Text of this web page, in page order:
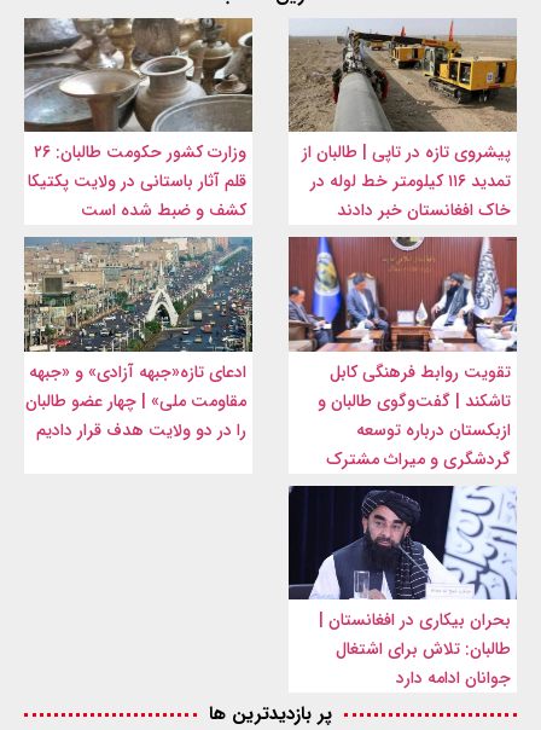
پیشروی تازه در تاپی | طالبان از
تمدید ۱۱۶ کیلومتر خط لوله در
خاک افغانستان خبر دادند
وزارت کشور حکومت طالبان: ۲۶
قلم آثار باستانی در ولایت پکتیکا
کشف و ضبط شده است
تقویت روابط فرهنگی کابل
تاشکند | گفت‌وگوی طالبان و
ازبکستان درباره توسعه
گردشگری و میراث مشترک
ادعای تازه«جبهه آزادی» و «جبهه
مقاومت ملی» | چهار عضو طالبان
را در دو ولایت هدف قرار دادیم
بحران بیکاری در افغانستان |
طالبان: تلاش برای اشتغال
جوانان ادامه دارد
پر بازدیدترین ها